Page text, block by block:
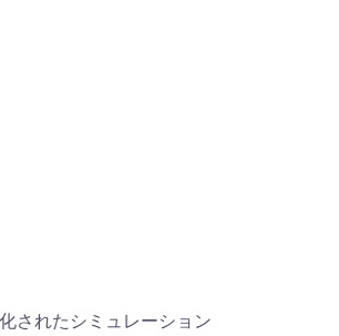
されたシミュレーション